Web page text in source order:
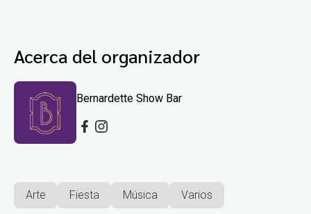
Acerca del organizador
Bernardette Show Bar
Arte Fiesta Música Varios